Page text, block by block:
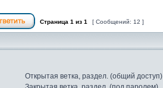
Страница 1 из 1 [ Сообщений: 12 ]
Открытая ветка, раздел. (общий доступ)